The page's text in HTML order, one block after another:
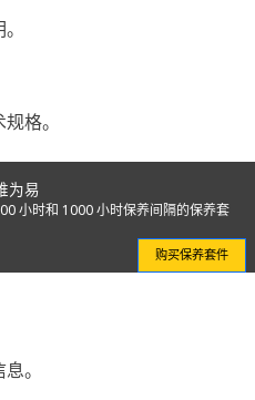
格。
为易
小时和 1000 小时保养间隔的保养套
购买保养套件
。